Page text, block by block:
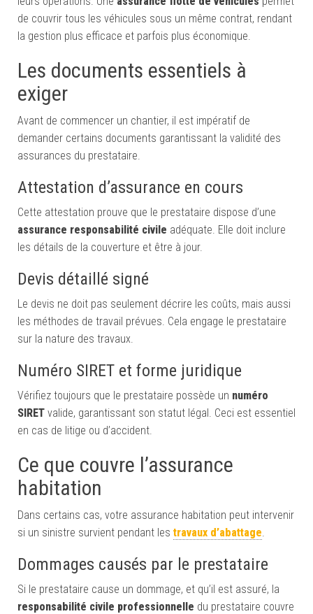
de couvrir tous les véhicules sous un même contrat, rendant
la gestion plus efficace et parfois plus économique.
Les documents essentiels à
exiger
Avant de commencer un chantier, il est impératif de
demander certains documents garantissant la validité des
assurances du prestataire.
Attestation d’assurance en cours
Cette attestation prouve que le prestataire dispose d’une
assurance responsabilité civile adéquate. Elle doit inclure
les détails de la couverture et être à jour.
Devis détaillé signé
Le devis ne doit pas seulement décrire les coûts, mais aussi
les méthodes de travail prévues. Cela engage le prestataire
sur la nature des travaux.
Numéro SIRET et forme juridique
Vérifiez toujours que le prestataire possède un numéro
SIRET valide, garantissant son statut légal. Ceci est essentiel
en cas de litige ou d’accident.
Ce que couvre l’assurance
habitation
Dans certains cas, votre assurance habitation peut intervenir
si un sinistre survient pendant les travaux d’abattage.
Dommages causés par le prestataire
Si le prestataire cause un dommage, et qu’il est assuré, la
responsabilité civile professionnelle du prestataire couvre